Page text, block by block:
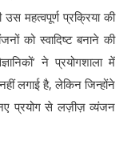
महत्वपूर्ण प्रक्रिया की
को स्वादिष्ट बनाने की
ने प्रयोगशाला में
लगाई है, लेकिन जिन्होंने
नए प्रयोग से लज़ीज़ व्यंजन